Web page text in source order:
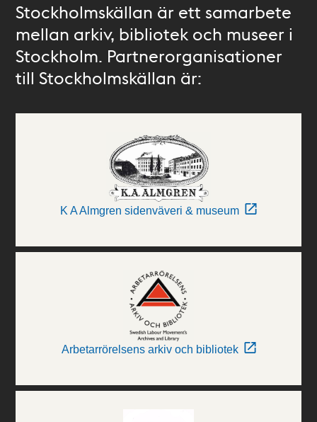
Stockholmskällan är ett samarbete
mellan arkiv, bibliotek och museer i
Stockholm. Partnerorganisationer
till Stockholmskällan är:
K A Almgren sidenväveri & museum
Arbetarrörelsens arkiv och bibliotek